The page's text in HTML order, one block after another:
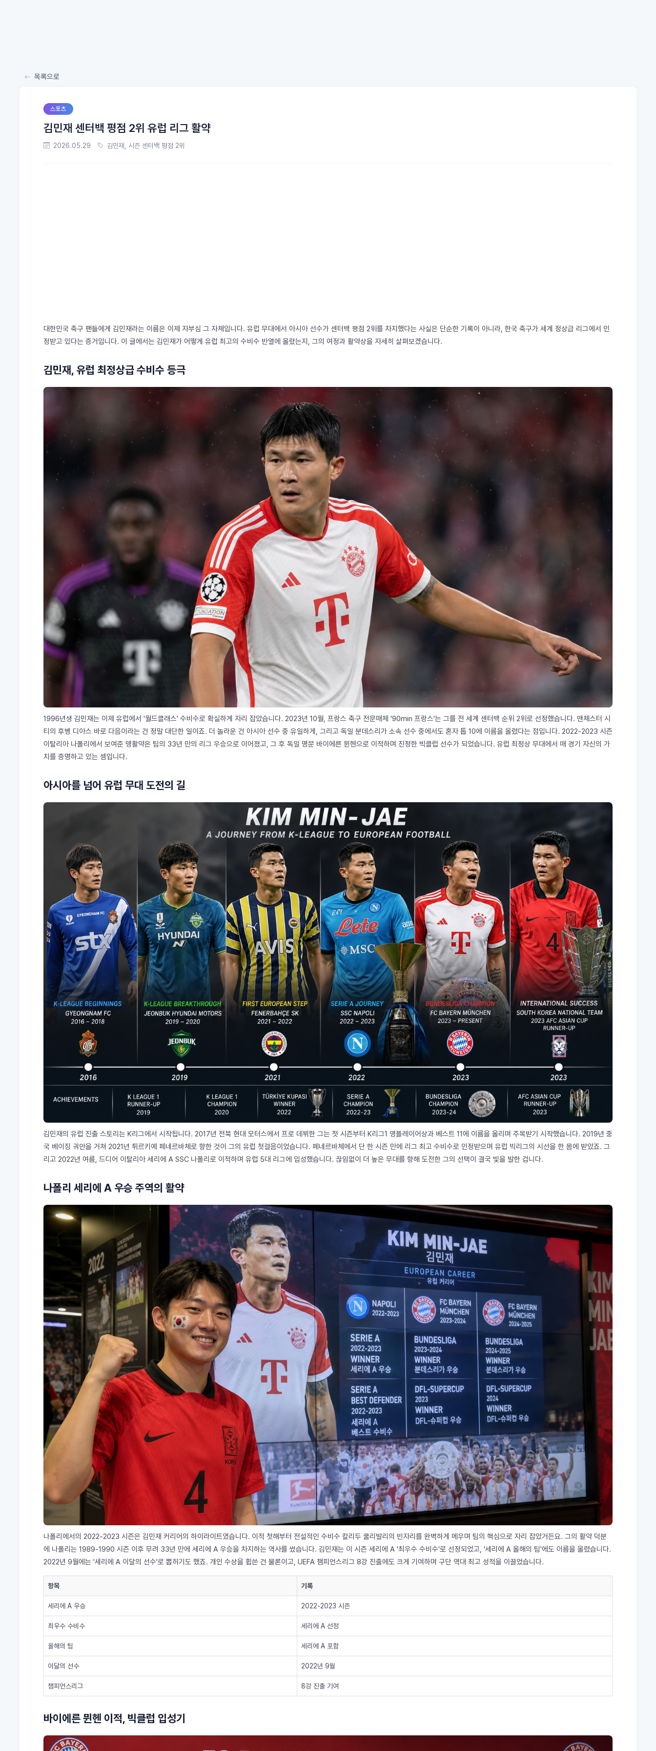
목록으로
스포츠
김민재 센터백 평점 2위 유럽 리그 활약
2026.05.29 김민재, 시즌 센터백 평점 2위
대한민국 축구 팬들에게 김민재라는 이름은 이제 자부심 그 자체입니다. 유럽 무대에서 아시아 선수가 센터백 평점 2위를 차지했다는 사실은 단순한 기록이 아니라, 한국 축구가 세계 정상급 리그에서 인
정받고 있다는 증거입니다. 이 글에서는 김민재가 어떻게 유럽 최고의 수비수 반열에 올랐는지, 그의 여정과 활약상을 자세히 살펴보겠습니다.
김민재, 유럽 최정상급 수비수 등극
1996년생 김민재는 이제 유럽에서 '월드클래스' 수비수로 확실하게 자리 잡았습니다. 2023년 10월, 프랑스 축구 전문매체 '90min 프랑스'는 그를 전 세계 센터백 순위 2위로 선정했습니다. 맨체스터 시
티의 후벵 디아스 바로 다음이라는 건 정말 대단한 일이죠. 더 놀라운 건 아시아 선수 중 유일하게, 그리고 독일 분데스리가 소속 선수 중에서도 혼자 톱 10에 이름을 올렸다는 점입니다. 2022-2023 시즌
이탈리아 나폴리에서 보여준 맹활약은 팀의 33년 만의 리그 우승으로 이어졌고, 그 후 독일 명문 바이에른 뮌헨으로 이적하며 진정한 빅클럽 선수가 되었습니다. 유럽 최정상 무대에서 매 경기 자신의 가
치를 증명하고 있는 셈입니다.
아시아를 넘어 유럽 무대 도전의 길
김민재의 유럽 진출 스토리는 K리그에서 시작됩니다. 2017년 전북 현대 모터스에서 프로 데뷔한 그는 첫 시즌부터 K리그1 영플레이어상과 베스트 11에 이름을 올리며 주목받기 시작했습니다. 2019년 중
국 베이징 궈안을 거쳐 2021년 튀르키예 페네르바체로 향한 것이 그의 유럽 첫걸음이었습니다. 페네르바체에서 단 한 시즌 만에 리그 최고 수비수로 인정받으며 유럽 빅리그의 시선을 한 몸에 받았죠. 그
리고 2022년 여름, 드디어 이탈리아 세리에 A SSC 나폴리로 이적하며 유럽 5대 리그에 입성했습니다. 끊임없이 더 높은 무대를 향해 도전한 그의 선택이 결국 빛을 발한 겁니다.
나폴리 세리에 A 우승 주역의 활약
나폴리에서의 2022-2023 시즌은 김민재 커리어의 하이라이트였습니다. 이적 첫해부터 전설적인 수비수 칼리두 쿨리발리의 빈자리를 완벽하게 메우며 팀의 핵심으로 자리 잡았거든요. 그의 활약 덕분
에 나폴리는 1989-1990 시즌 이후 무려 33년 만에 세리에 A 우승을 차지하는 역사를 썼습니다. 김민재는 이 시즌 세리에 A '최우수 수비수'로 선정되었고, '세리에 A 올해의 팀'에도 이름을 올렸습니다.
2022년 9월에는 '세리에 A 이달의 선수'로 뽑히기도 했죠. 개인 수상을 휩쓴 건 물론이고, UEFA 챔피언스리그 8강 진출에도 크게 기여하며 구단 역대 최고 성적을 이끌었습니다.
항목 기록
세리에 A 우승 2022-2023 시즌
최우수 수비수 세리에 A 선정
올해의 팀 세리에 A 포함
이달의 선수 2022년 9월
챔피언스리그 8강 진출 기여
바이에른 뮌헨 이적, 빅클럽 입성기